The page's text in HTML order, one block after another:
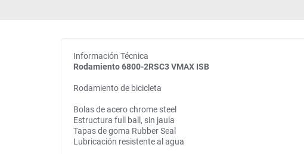
Información Técnica
Rodamiento 6800-2RSC3 VMAX ISB
Rodamiento de bicicleta
Bolas de acero chrome steel
Estructura full ball, sin jaula
Tapas de goma Rubber Seal
Lubricación resistente al agua